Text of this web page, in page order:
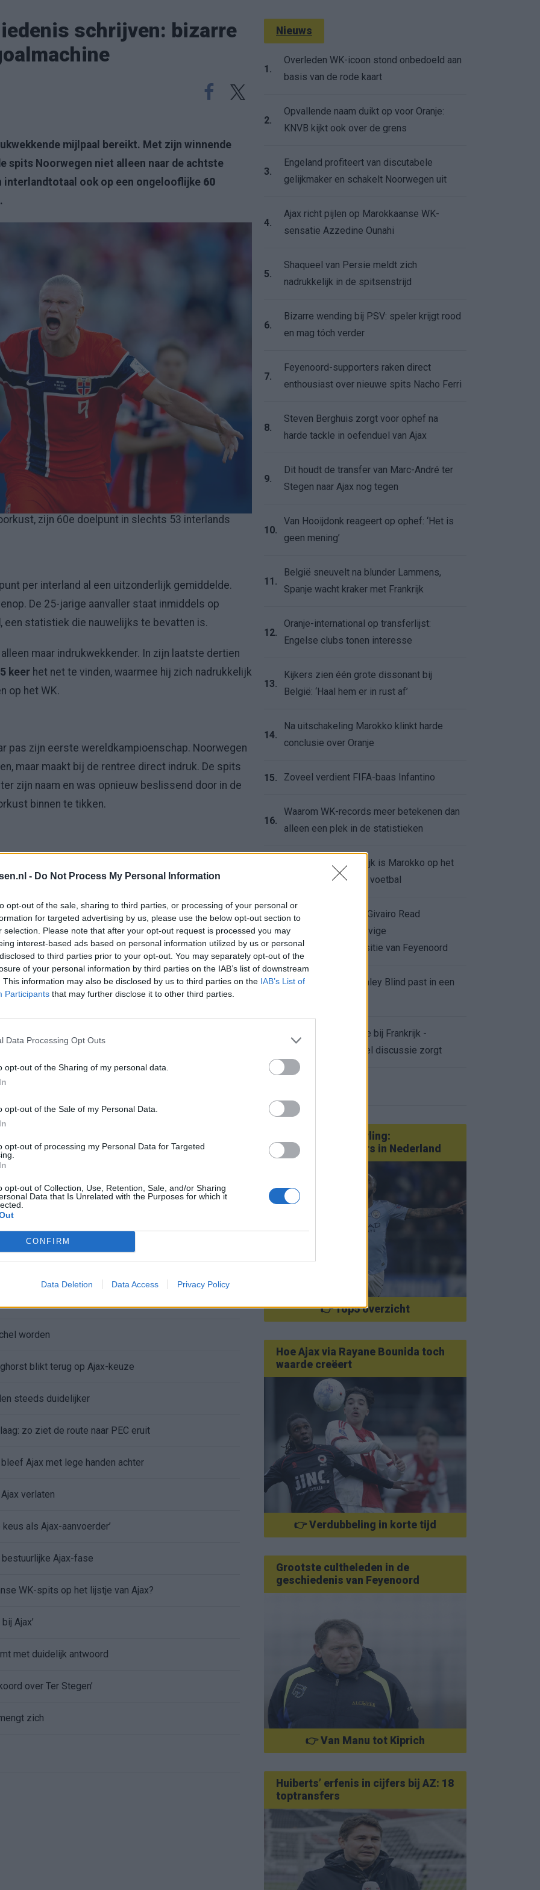
- Do Not Process My Personal Information
opt-out of the sale, sharing to third parties, or processing of your personal or
for targeted advertising by us, please use the below opt-out section to
selection. Please note that after your opt-out request is processed you may
interest-based ads based on personal information utilized by us or personal
to third parties prior to your opt-out. You may separately opt-out of the
of your personal information by third parties on the IAB’s list of downstream
This information may also be disclosed by us to third parties on the IAB’s List of
Participants that may further disclose it to other third parties.
Data Processing Opt Outs
opt-out of the Sharing of my personal data.
opt-out of the Sale of my Personal Data.
opt-out of processing my Personal Data for Targeted
opt-out of Collection, Use, Retention, Sale, and/or Sharing
Data that Is Unrelated with the Purposes for which it
CONFIRM
Data Deletion Data Access Privacy Policy
schrijven: bizarre
mijlpaal bereikt. Met zijn winnende
Noorwegen niet alleen naar de achtste
interlandtotaal ook op een ongelooflijke 60
.
zijn 60e doelpunt in slechts 53 interlands
per interland al een uitzonderlijk gemiddelde.
De 25-jarige aanvaller staat inmiddels op
, een statistiek die nauwelijks te bevatten is.
maar indrukwekkender. In zijn laatste dertien
keer het net te vinden, waarmee hij zich nadrukkelijk
op het WK.
pas zijn eerste wereldkampioenschap. Noorwegen
maar maakt bij de rentree direct indruk. De spits
zijn naam en was opnieuw beslissend door in de
binnen te tikken.
om zijn indrukwekkende statistieken verder op te
een absolute kraker tegen vijfvoudig
het verschil te maken, dan zet hij opnieuw een
Noorwegen.
Azzedine Ounahi
tackle in oefenduel van Ajax
Stegen naar Ajax nog tegen
groter plan van Ajax
‘Ajax-spelers snappen dat echt wel’
duidelijkheid bij Ajax
worden
blikt terug op Ajax-keuze
steeds duidelijker
zo ziet de route naar PEC eruit
Ajax met lege handen achter
verlaten
als Ajax-aanvoerder’
Ajax-fase
WK-spits op het lijstje van Ajax?
Ajax’
met duidelijk antwoord
over Ter Stegen’
zich
Nieuws
1.
Overleden WK-icoon stond onbedoeld aan
basis van de rode kaart
2.
Opvallende naam duikt op voor Oranje:
KNVB kijkt ook over de grens
3.
Engeland profiteert van discutabele
gelijkmaker en schakelt Noorwegen uit
4.
Ajax richt pijlen op Marokkaanse WK-
sensatie Azzedine Ounahi
5.
Shaqueel van Persie meldt zich
nadrukkelijk in de spitsenstrijd
6.
Bizarre wending bij PSV: speler krijgt rood
en mag tóch verder
7.
Feyenoord-supporters raken direct
enthousiast over nieuwe spits Nacho Ferri
8.
Steven Berghuis zorgt voor ophef na
harde tackle in oefenduel van Ajax
9.
Dit houdt de transfer van Marc-André ter
Stegen naar Ajax nog tegen
10.
Van Hooijdonk reageert op ophef: ‘Het is
geen mening’
11.
België sneuvelt na blunder Lammens,
Spanje wacht kraker met Frankrijk
12.
Oranje-international op transferlijst:
Engelse clubs tonen interesse
13.
Kijkers zien één grote dissonant bij
België: ‘Haal hem er in rust af’
14.
Na uitschakeling Marokko klinkt harde
conclusie over Oranje
15. Zoveel verdient FIFA-baas Infantino
16.
Waarom WK-records meer betekenen dan
alleen een plek in de statistieken
Voor de Schilderswijk is Marokko op het
WK meer dan alleen voetbal
18.
Afgewezen bod op Givairo Read
onderstreept de stevige
onderhandelingspositie van Feyenoord
De terugkeer van Daley Blind past in een
Waarom de arbitrage bij Frankrijk -
Marokko voor zoveel discussie zorgt
Van Götze tot Sterling:
statementtransfers in Nederland
👉 Top5 overzicht
Hoe Ajax via Rayane Bounida toch
waarde creëert
👉 Verdubbeling in korte tijd
Grootste cultheleden in de
geschiedenis van Feyenoord
👉 Van Manu tot Kiprich
Huiberts’ erfenis in cijfers bij AZ: 18
toptransfers